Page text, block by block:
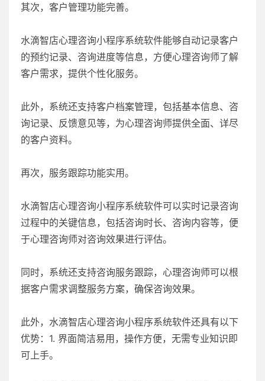
其次，客户管理功能完善。
水滴智店心理咨询小程序系统软件能够自动记录客户
的预约记录、咨询进度等信息，方便心理咨询师了解
客户需求，提供个性化服务。
此外，系统还支持客户档案管理，包括基本信息、咨
询记录、反馈意见等，为心理咨询师提供全面、详尽
的客户资料。
再次，服务跟踪功能实用。
水滴智店心理咨询小程序系统软件可以实时记录咨询
过程中的关键信息，包括咨询时长、咨询内容等，便
于心理咨询师对咨询效果进行评估。
同时，系统还支持咨询服务跟踪，心理咨询师可以根
据客户需求调整服务方案，确保咨询效果。
此外，水滴智店心理咨询小程序系统软件还具有以下
优势：1. 界面简洁易用，操作方便，无需专业知识即
可上手。